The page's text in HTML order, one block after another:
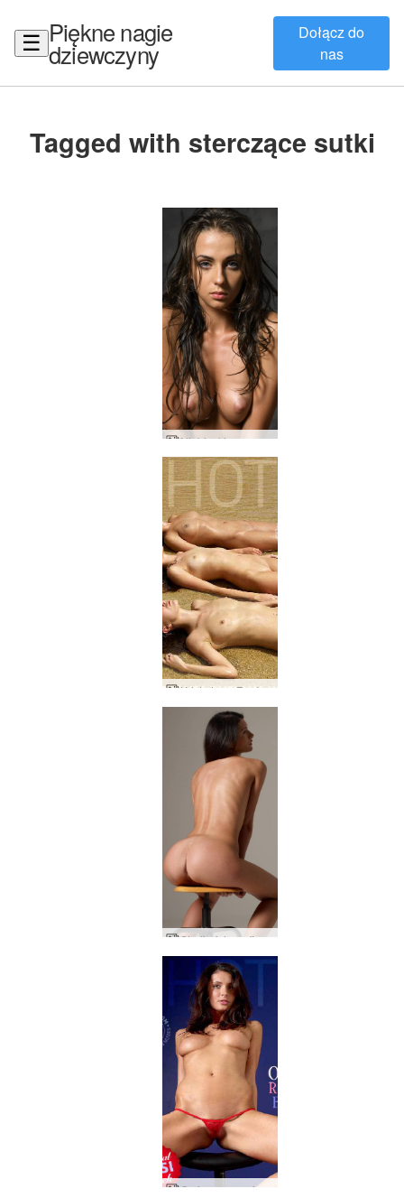
☰ Piękne nagie
dziewczyny
Dołącz do
nas
Tagged with sterczące sutki
Niebieskie oczy Julii
Krista Lysa Rusłana macha
Studio fotograficzne Orsi Florencja
Orsi czerwony i niebieski